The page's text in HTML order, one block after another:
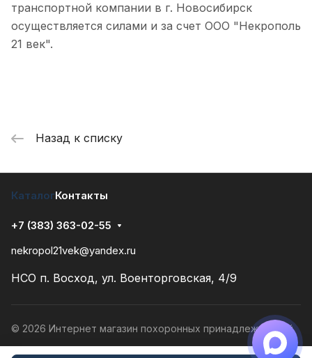
транспортной компании в г. Новосибирск
осуществляется силами и за счет ООО "Некрополь
21 век".
Назад к списку
КаталогКонтакты
+7 (383) 363-02-55
nekropol21vek@yandex.ru
НСО п. Восход, ул. Военторговская, 4/9
© 2026 Интернет магазин похоронных принадлежностей
Конфиденциальность Разработано в